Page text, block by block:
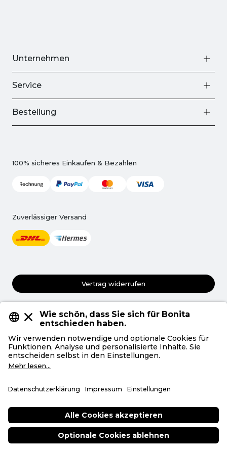
Unternehmen
Service
Bestellung
100% sicheres Einkaufen & Bezahlen
Zuverlässiger Versand
Vertrag widerrufen
AGB
Datenschutz
Privatsphäre
Deutsch